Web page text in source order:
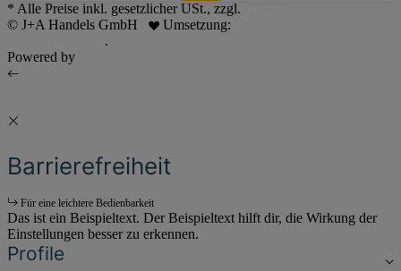
* Alle Preise inkl. gesetzlicher USt., zzgl.
© J+A Handels GmbH
Umsetzung:
.
Powered by
Barrierefreiheit
Für eine leichtere Bedienbarkeit
Das ist ein Beispieltext. Der Beispieltext hilft dir, die Wirkung der
Einstellungen besser zu erkennen.
Profile